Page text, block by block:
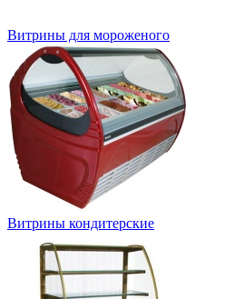
Витрины для мороженого
Витрины кондитерские